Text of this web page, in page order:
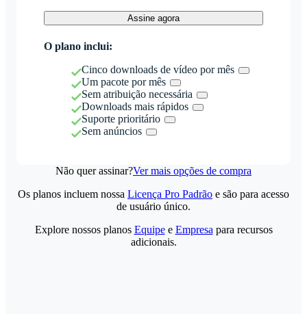
Assine agora
O plano inclui:
Cinco downloads de vídeo por mês
Um pacote por mês
Sem atribuição necessária
Downloads mais rápidos
Suporte prioritário
Sem anúncios
Não quer assinar?Ver mais opções de compra
Os planos incluem nossa Licença Pro Padrão e são para acesso
de usuário único.
Explore nossos planos Equipee Empresa para recursos
adicionais.